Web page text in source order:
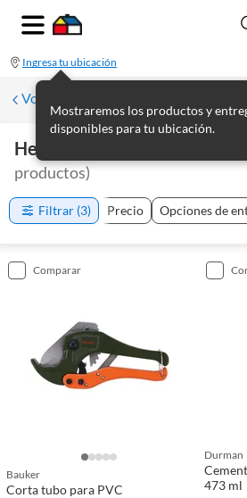
Ingresa tu ubicación
Mostraremos los productos y
disponibles para tu ubicación.
Volver a Plomería
Herramientas De Plomería Y
productos)
Filtrar (3) Precio Opciones de
comparar
Bauker
Corta tubo para PVC
Durman
473 ml